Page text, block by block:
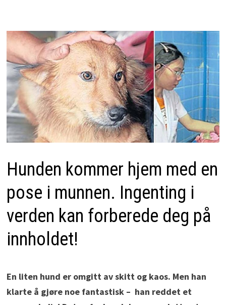
Hunden kommer hjem med en
pose i munnen. Ingenting i
verden kan forberede deg på
innholdet!
En liten hund er omgitt av skitt og kaos. Men han
klarte å gjøre noe fantastisk – han reddet et